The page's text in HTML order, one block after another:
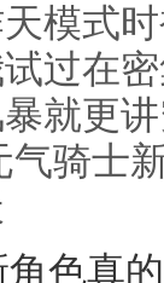
模式
过在
就更
骑士
色真